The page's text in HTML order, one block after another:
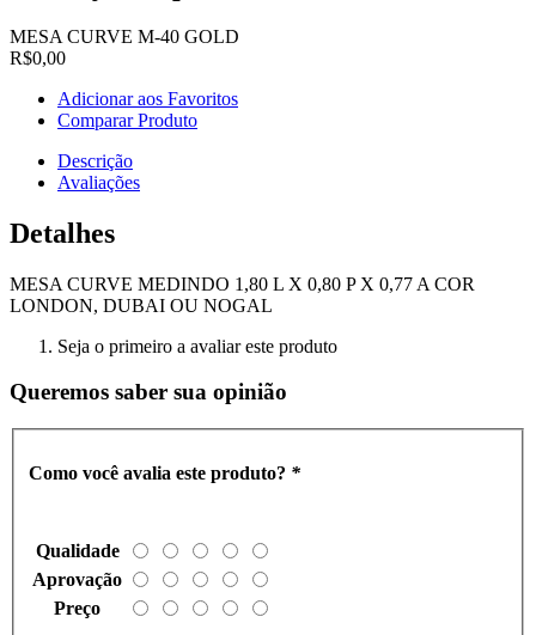
MESA CURVE M-40 GOLD
R$0,00
Adicionar aos Favoritos
Comparar Produto
Descrição
Avaliações
Detalhes
MESA CURVE MEDINDO 1,80 L X 0,80 P X 0,77 A COR
LONDON, DUBAI OU NOGAL
Seja o primeiro a avaliar este produto
Queremos saber sua opinião
Como você avalia este produto? *
Qualidade
Aprovação
Preço